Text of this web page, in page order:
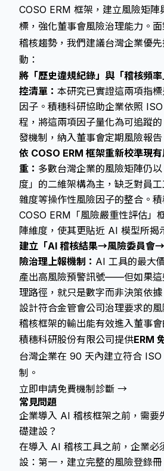
COSO ERM 框架，建立風險矩
標，強化董事會風險治理能力。
稽核趨勢，我們建議台灣企業優
動：
將「歷史違規紀錄」與「稽核頻
控清單： 本研究已實證這兩項指
因子。積穗科研協助企業依照
程，將這兩項因子量化為可追蹤
發機制，納入董事會定期風險報告
依 COSO ERM 框架重新校準現
重： 多數台灣企業的風險矩陣仍
度」的二維架構為主，缺乏對員
雜度等操作性風險因子的整合。
COSO ERM「風險嚴重性評估」
陣維度，使其更貼近 AI 模型所揭
建立「AI 稽核結果→風險委員會
險治理上報機制： AI 工具的最大
產出高風險預警訊號——但如果這
理路徑，就只是數字而非決策依
設計符合金管會公司治理要求的
稽核框架的輸出能有效進入董事會
積穗科研股份有限公司提供ERM
台灣企業在 90 天內建立符合
制。
立即申請免費機制診斷 →
常見問題
企業導入 AI 稽核框架之前，需要
礎建設？
在導入 AI 稽核工具之前，企業必
設：第一，建立完整的風險登錄